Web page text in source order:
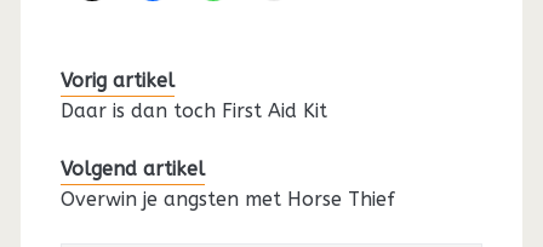
Vorig artikel
Daar is dan toch First Aid Kit
Volgend artikel
Overwin je angsten met Horse Thief